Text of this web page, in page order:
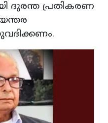
ദുരന്ത പ്രതികരണ